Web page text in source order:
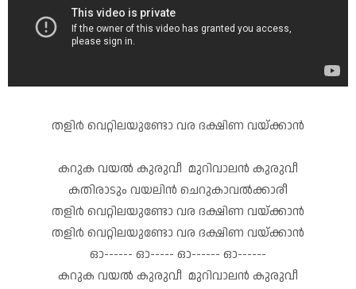
തളിർ വെറ്റിലയുണ്ടോ വര ദക്ഷിണ വയ്ക്കാൻ
കറുക വയൽ കുരുവീ മുറിവാലൻ കുരുവീ
കതിരാടും വയലിൻ ചെറുകാവൽക്കാരീ
തളിർ വെറ്റിലയുണ്ടോ വര ദക്ഷിണ വയ്ക്കാൻ
തളിർ വെറ്റിലയുണ്ടോ വര ദക്ഷിണ വയ്ക്കാൻ
ഓ------ ഓ----- ഓ------ ഓ------
കറുക വയൽ കുരുവീ മുറിവാലൻ കുരുവീ